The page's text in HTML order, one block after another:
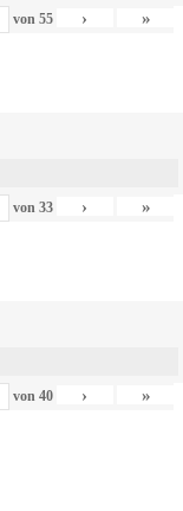
von 55 › »
von 33 › »
von 40 › »